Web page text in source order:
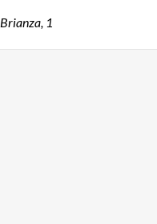
Brianza, 1